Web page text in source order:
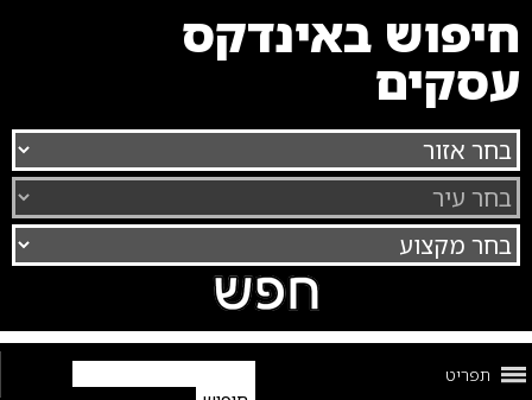
חיפוש באינדקס
עסקים
תפריט